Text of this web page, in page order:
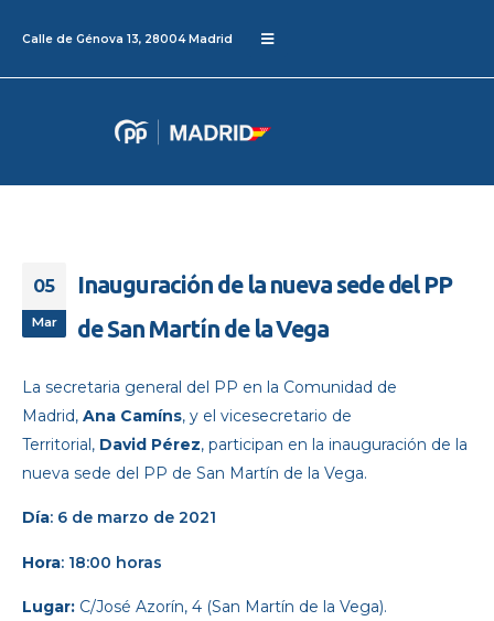
Calle de Génova 13, 28004 Madrid
05
Mar
Inauguración de la nueva sede del PP
de San Martín de la Vega
La secretaria general del PP en la Comunidad de
Madrid, Ana Camíns, y el vicesecretario de
Territorial, David Pérez, participan en la inauguración de la
nueva sede del PP de San Martín de la Vega.
Día: 6 de marzo de 2021
Hora: 18:00 horas
Lugar: C/José Azorín, 4 (San Martín de la Vega).